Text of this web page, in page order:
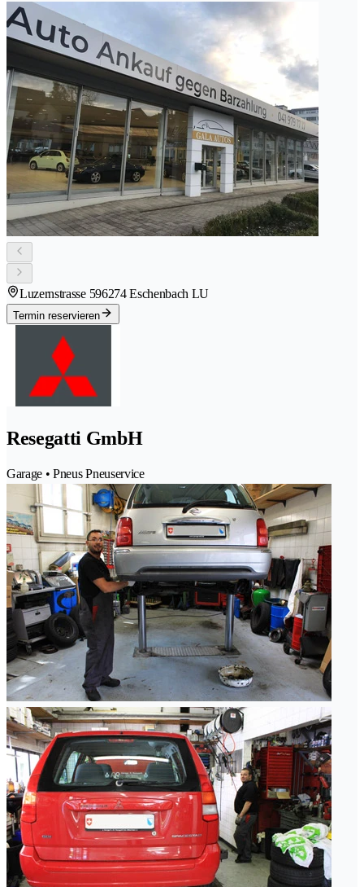
Luzernstrasse 596274 Eschenbach LU
Termin reservieren
Resegatti GmbH
Garage • Pneus Pneuservice